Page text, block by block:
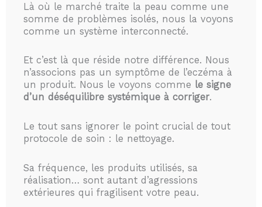
Là où le marché traite la peau comme une
somme de problèmes isolés, nous la voyons
comme un système interconnecté.
Et c’est là que réside notre différence. Nous
n’associons pas un symptôme de l’eczéma à
un produit. Nous le voyons comme le signe
d’un déséquilibre systémique à corriger.
Le tout sans ignorer le point crucial de tout
protocole de soin : le nettoyage.
Sa fréquence, les produits utilisés, sa
réalisation… sont autant d’agressions
extérieures qui fragilisent votre peau.